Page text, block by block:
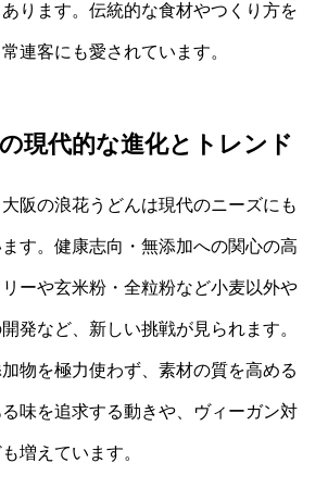
ります。伝統的な食材やつくり方を
連客にも愛されています。
現代的な進化とトレンド
阪の浪花うどんは現代のニーズにも
す。健康志向・無添加への関心の高
ーや玄米粉・全粒粉など小麦以外や
発など、新しい挑戦が見られます。
物を極力使わず、素材の質を高める
味を追求する動きや、ヴィーガン対
増えています。